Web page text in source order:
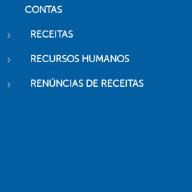
CONTAS
RECEITAS
RECURSOS HUMANOS
RENÚNCIAS DE RECEITAS